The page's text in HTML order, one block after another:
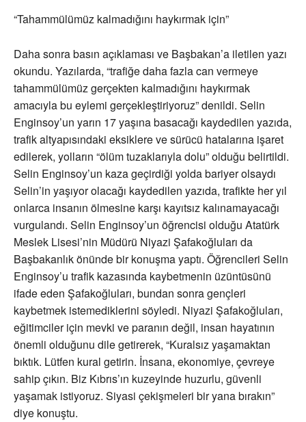
“Tahammülümüz kalmadığını haykırmak için”
Daha sonra basın açıklaması ve Başbakan’a iletilen yazı
okundu. Yazılarda, “trafiğe daha fazla can vermeye
tahammülümüz gerçekten kalmadığını haykırmak
amacıyla bu eylemi gerçekleştiriyoruz” denildi. Selin
Enginsoy’un yarın 17 yaşına basacağı kaydedilen yazıda,
trafik altyapısındaki eksiklere ve sürücü hatalarına işaret
edilerek, yolların “ölüm tuzaklarıyla dolu” olduğu belirtildi.
Selin Enginsoy’un kaza geçirdiği yolda bariyer olsaydı
Selin’in yaşıyor olacağı kaydedilen yazıda, trafikte her yıl
onlarca insanın ölmesine karşı kayıtsız kalınamayacağı
vurgulandı. Selin Enginsoy’un öğrencisi olduğu Atatürk
Meslek Lisesi’nin Müdürü Niyazi Şafakoğluları da
Başbakanlık önünde bir konuşma yaptı. Öğrencileri Selin
Enginsoy’u trafik kazasında kaybetmenin üzüntüsünü
ifade eden Şafakoğluları, bundan sonra gençleri
kaybetmek istemediklerini söyledi. Niyazi Şafakoğluları,
eğitimciler için mevki ve paranın değil, insan hayatının
önemli olduğunu dile getirerek, “Kuralsız yaşamaktan
bıktık. Lütfen kural getirin. İnsana, ekonomiye, çevreye
sahip çıkın. Biz Kıbrıs’ın kuzeyinde huzurlu, güvenli
yaşamak istiyoruz. Siyasi çekişmeleri bir yana bırakın”
diye konuştu.